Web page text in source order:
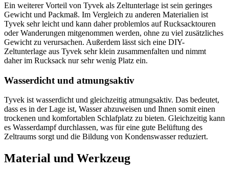
Ein weiterer Vorteil von Tyvek als Zeltunterlage ist sein geringes
Gewicht und Packmaß. Im Vergleich zu anderen Materialien ist
Tyvek sehr leicht und kann daher problemlos auf Rucksacktouren
oder Wanderungen mitgenommen werden, ohne zu viel zusätzliches
Gewicht zu verursachen. Außerdem lässt sich eine DIY-
Zeltunterlage aus Tyvek sehr klein zusammenfalten und nimmt
daher im Rucksack nur sehr wenig Platz ein.
Wasserdicht und atmungsaktiv
Tyvek ist wasserdicht und gleichzeitig atmungsaktiv. Das bedeutet,
dass es in der Lage ist, Wasser abzuweisen und Ihnen somit einen
trockenen und komfortablen Schlafplatz zu bieten. Gleichzeitig kann
es Wasserdampf durchlassen, was für eine gute Belüftung des
Zeltraums sorgt und die Bildung von Kondenswasser reduziert.
Material und Werkzeug